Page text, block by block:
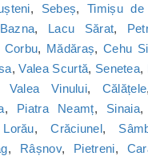
, Sebeș, Timișu de
Bazna, Lacu Sărat,
Corbu, Mădăraș, Cehu
,Valea Scurtă, Senetea,
Valea Vinului, Călățele
, Piatra Neamț, Sinaia,
Lorău,Crăciunel,
, Râșnov, Pietreni,